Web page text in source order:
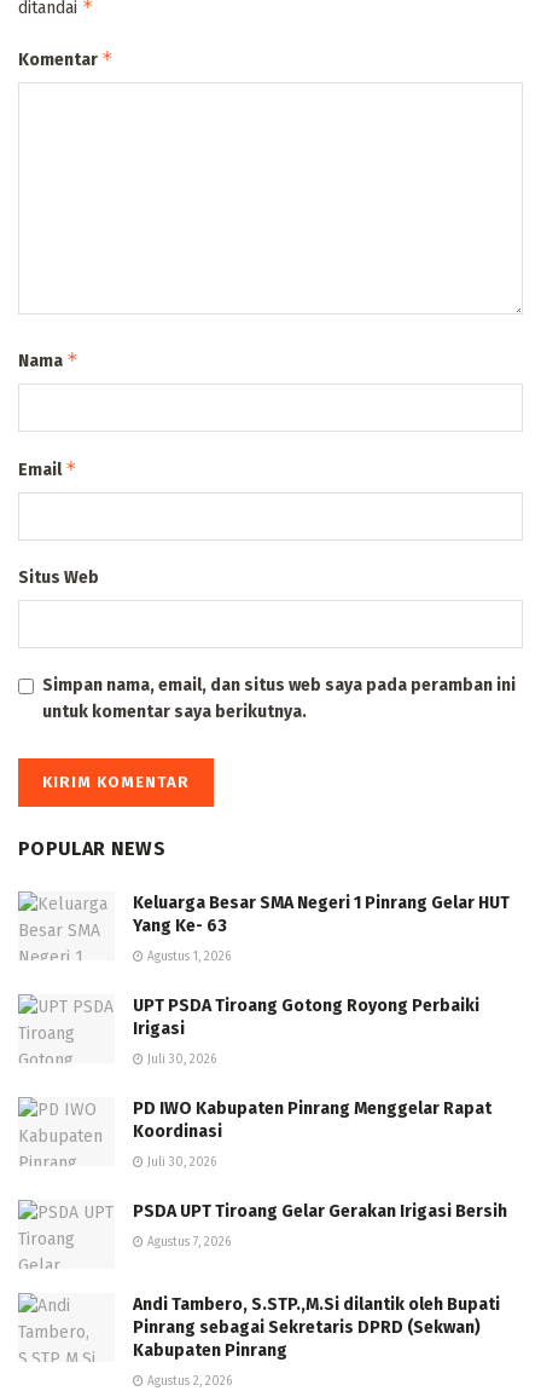
ditandai *
Komentar *
Nama *
Email*
Situs Web
Simpan nama, email, dan situs web saya pada peramban ini
untuk komentar saya berikutnya.
POPULAR NEWS
Keluarga Besar SMA Negeri 1 Pinrang Gelar HUT
Yang Ke- 63
Agustus 1, 2026
UPT PSDA Tiroang Gotong Royong Perbaiki
Irigasi
Juli 30, 2026
PD IWO Kabupaten Pinrang Menggelar Rapat
Koordinasi
Juli 30, 2026
PSDA UPT Tiroang Gelar Gerakan Irigasi Bersih
Agustus 7, 2026
Andi Tambero, S.STP.,M.Si dilantik oleh Bupati
Pinrang sebagai Sekretaris DPRD (Sekwan)
Kabupaten Pinrang
Agustus 2, 2026